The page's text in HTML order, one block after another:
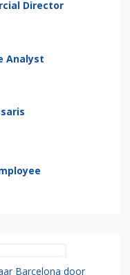
Director
Analyst
Barcelona door